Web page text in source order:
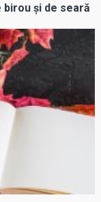
și de seară